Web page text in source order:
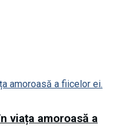
viața amoroasă a